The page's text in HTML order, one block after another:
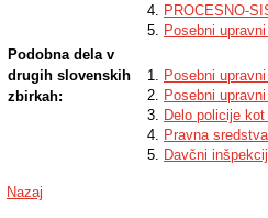
PROCESNO-
Posebni
Podobna dela v
drugih slovenskih
zbirkah:
Posebni
Posebni
Delo policije
Pravna
Davčni
Nazaj